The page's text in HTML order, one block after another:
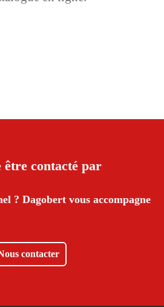
être contacté par
? Dagobert vous accompagne
contacter